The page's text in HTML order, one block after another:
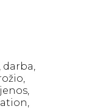
darba